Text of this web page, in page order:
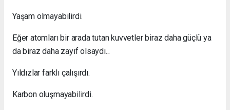
Yaşam olmayabilirdi.
Eğer atomları bir arada tutan kuvvetler biraz daha güçlü ya
da biraz daha zayıf olsaydı...
Yıldızlar farklı çalışırdı.
Karbon oluşmayabilirdi.